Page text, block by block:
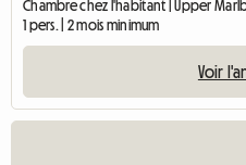
Chambre chez l'habitant | Upper
1 pers. | 2 mois minimum
Voir